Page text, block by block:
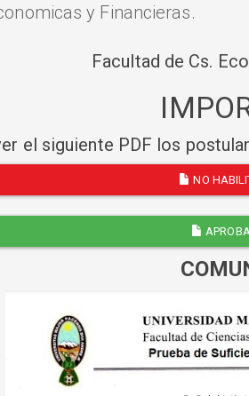
y Financieras.
Facultad de Cs.
el siguiente PDF los
NO